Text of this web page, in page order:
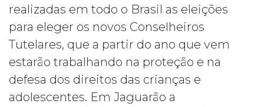
realizadas em todo o Brasil as eleições
para eleger os novos Conselheiros
Tutelares, que a partir do ano que vem
estarão trabalhando na proteção e na
defesa dos direitos das crianças e
adolescentes. Em Jaguarão a